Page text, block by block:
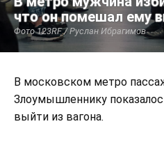
что он помешал ему
Фото 123RF / Руслан Ибрагимов
В московском метро
Злоумышленнику
выйти из вагона.